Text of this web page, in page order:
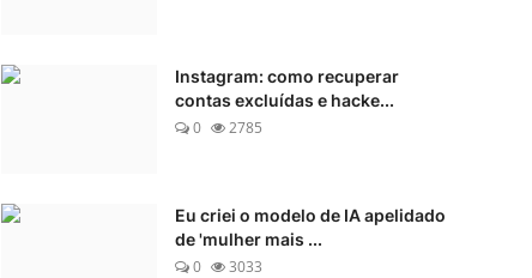
Instagram: como recuperar
contas excluídas e hacke...
0
2785
Eu criei o modelo de IA apelidado
de 'mulher mais ...
0
3033